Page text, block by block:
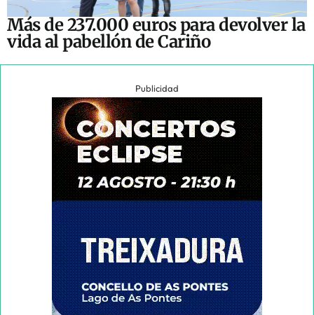
Más de 237.000 euros para devolver la
vida al pabellón de Cariño
Publicidad